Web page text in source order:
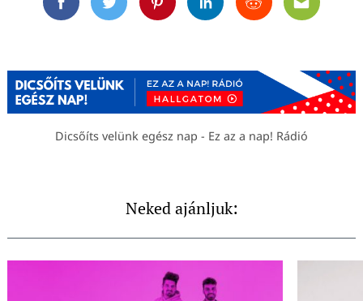
FacebookTwitterPinterestLinkedinRedditEmail
Dicsőíts velünk egész nap - Ez az a nap! Rádió
Neked ajánljuk: